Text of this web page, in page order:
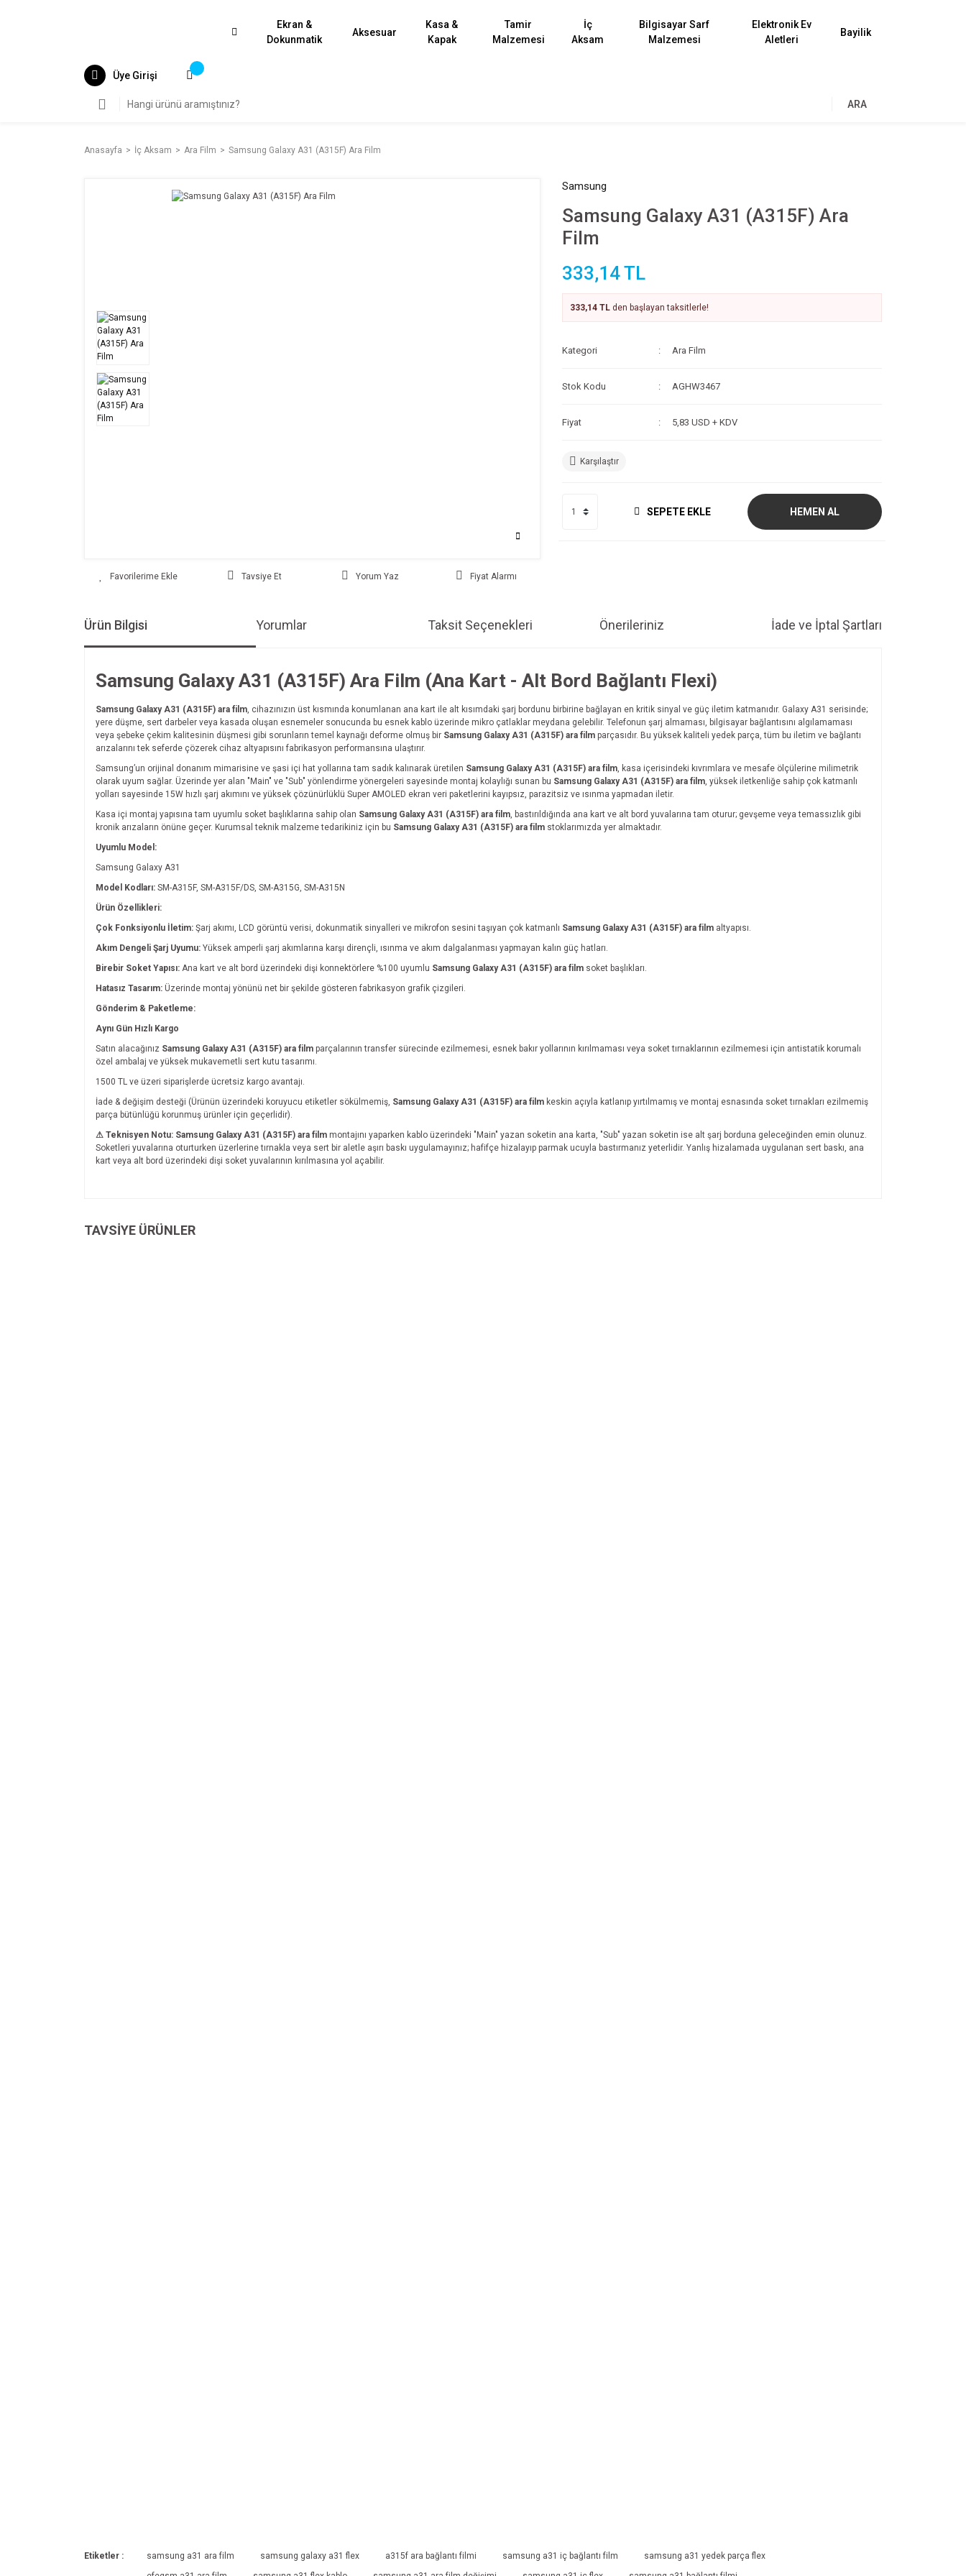
Ekran &
Dokunmatik
Aksesuar
Kasa &
Kapak
Tamir
Malzemesi
İç
Aksam
Bilgisayar Sarf
Malzemesi
Elektronik Ev
Aletleri
Bayilik
Üye Girişi
ARA
Anasayfa İç Aksam Ara Film Samsung Galaxy A31 (A315F) Ara Film
Tavsiye Et Yorum Yaz Fiyat Alarmı
Samsung
Samsung Galaxy A31 (A315F) Ara
Film
333,14 TL
333,14 TL den başlayan taksitlerle!
Kategori Ara Film
Stok Kodu AGHW3467
Fiyat 5,83 USD + KDV
Karşılaştır
SEPETE EKLE HEMEN AL
Ürün Bilgisi Yorumlar Taksit Seçenekleri Önerileriniz İade ve İptal Şartları
Samsung Galaxy A31 (A315F) Ara Film (Ana Kart - Alt Bord Bağlantı Flexi)
Samsung Galaxy A31 (A315F) ara film , cihazınızın üst kısmında konumlanan ana kart ile alt kısımdaki şarj bordunu birbirine bağlayan en kritik sinyal ve güç iletim katmanıdır. Galaxy A31 serisinde;
yere düşme, sert darbeler veya kasada oluşan esnemeler sonucunda bu esnek kablo üzerinde mikro çatlaklar meydana gelebilir. Telefonun şarj almaması, bilgisayar bağlantısını algılamaması
veya şebeke çekim kalitesinin düşmesi gibi sorunların temel kaynağı deforme olmuş bir Samsung Galaxy A31 (A315F) ara film parçasıdır. Bu yüksek kaliteli yedek parça, tüm bu iletim ve bağlantı
arızalarını tek seferde çözerek cihaz altyapısını fabrikasyon performansına ulaştırır.
Samsung’un orijinal donanım mimarisine ve şasi içi hat yollarına tam sadık kalınarak üretilen Samsung Galaxy A31 (A315F) ara film , kasa içerisindeki kıvrımlara ve mesafe ölçülerine milimetrik
olarak uyum sağlar. Üzerinde yer alan "Main" ve "Sub" yönlendirme yönergeleri sayesinde montaj kolaylığı sunan bu Samsung Galaxy A31 (A315F) ara film , yüksek iletkenliğe sahip çok katmanlı
yolları sayesinde 15W hızlı şarj akımını ve yüksek çözünürlüklü Super AMOLED ekran veri paketlerini kayıpsız, parazitsiz ve ısınma yapmadan iletir.
Kasa içi montaj yapısına tam uyumlu soket başlıklarına sahip olan Samsung Galaxy A31 (A315F) ara film , bastırıldığında ana kart ve alt bord yuvalarına tam oturur; gevşeme veya temassızlık gibi
kronik arızaların önüne geçer. Kurumsal teknik malzeme tedarikiniz için bu Samsung Galaxy A31 (A315F) ara film stoklarımızda yer almaktadır.
Uyumlu Model:
Samsung Galaxy A31
Model Kodları: SM-A315F, SM-A315F/DS, SM-A315G, SM-A315N
Ürün Özellikleri:
Çok Fonksiyonlu İletim: Şarj akımı, LCD görüntü verisi, dokunmatik sinyalleri ve mikrofon sesini taşıyan çok katmanlı Samsung Galaxy A31 (A315F) ara film altyapısı.
Akım Dengeli Şarj Uyumu: Yüksek amperli şarj akımlarına karşı dirençli, ısınma ve akım dalgalanması yapmayan kalın güç hatları.
Birebir Soket Yapısı: Ana kart ve alt bord üzerindeki dişi konnektörlere %100 uyumlu Samsung Galaxy A31 (A315F) ara film soket başlıkları.
Hatasız Tasarım: Üzerinde montaj yönünü net bir şekilde gösteren fabrikasyon grafik çizgileri.
Gönderim & Paketleme:
Aynı Gün Hızlı Kargo
Satın alacağınız Samsung Galaxy A31 (A315F) ara film parçalarının transfer sürecinde ezilmemesi, esnek bakır yollarının kırılmaması veya soket tırnaklarının ezilmemesi için antistatik korumalı
özel ambalaj ve yüksek mukavemetli sert kutu tasarımı.
1500 TL ve üzeri siparişlerde ücretsiz kargo avantajı.
İade & değişim desteği (Ürünün üzerindeki koruyucu etiketler sökülmemiş, Samsung Galaxy A31 (A315F) ara film keskin açıyla katlanıp yırtılmamış ve montaj esnasında soket tırnakları ezilmemiş
parça bütünlüğü korunmuş ürünler için geçerlidir).
⚠ Teknisyen Notu: Samsung Galaxy A31 (A315F) ara film montajını yaparken kablo üzerindeki "Main" yazan soketin ana karta, "Sub" yazan soketin ise alt şarj borduna geleceğinden emin olunuz.
Soketleri yuvalarına oturturken üzerlerine tırnakla veya sert bir aletle aşırı baskı uygulamayınız; hafifçe hizalayıp parmak ucuyla bastırmanız yeterlidir. Yanlış hizalamada uygulanan sert baskı, ana
kart veya alt bord üzerindeki dişi soket yuvalarının kırılmasına yol açabilir.
Ürün resmi kalitesiz, bozuk veya görüntülenemiyor.
TAVSİYE ÜRÜNLER
Etiketler : samsung a31 ara film samsung galaxy a31 flex a315f ara bağlantı filmi samsung a31 iç bağlantı film
samsung a31 yedek parça flex